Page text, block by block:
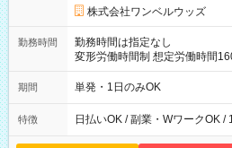
株式会社ワンベルウッズ
勤務時間
勤務時間は指定なし
変形労働時間制 想定労働時間160時間/月 【シフ
00～20：00
期間 単発・1日のみOK
特徴 日払いOK / 副業・WワークOK /